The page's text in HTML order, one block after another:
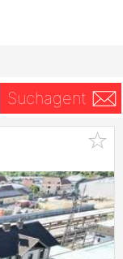
Suchagent